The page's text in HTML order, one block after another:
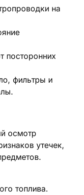
на
посторонних
фильтры и
осмотр
утечек,
топлива.